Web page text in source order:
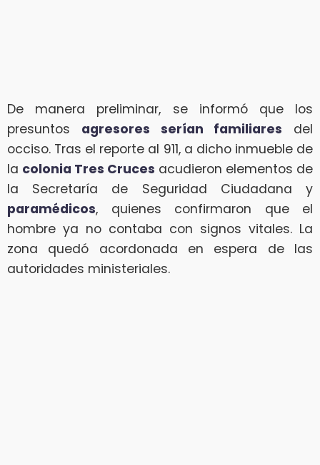
De manera preliminar, se informó que los
presuntos agresores serían familiares del
occiso. Tras el reporte al 911, a dicho inmueble de
la colonia Tres Cruces acudieron elementos de
la Secretaría de Seguridad Ciudadana y
paramédicos, quienes confirmaron que el
hombre ya no contaba con signos vitales. La
zona quedó acordonada en espera de las
autoridades ministeriales.